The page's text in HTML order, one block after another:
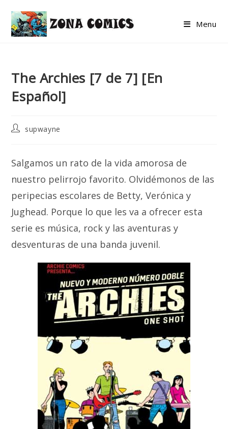
content
Menu
The Archies [7 de 7] [En
Español]
Postsupwayne
Salgamos un rato de la vida amorosa de
nuestro pelirrojo favorito. Olvidémonos de las
peripecias escolares de Betty, Verónica y
Jughead. Porque lo que les va a ofrecer esta
serie es música, rock y las aventuras y
desventuras de una banda juvenil.